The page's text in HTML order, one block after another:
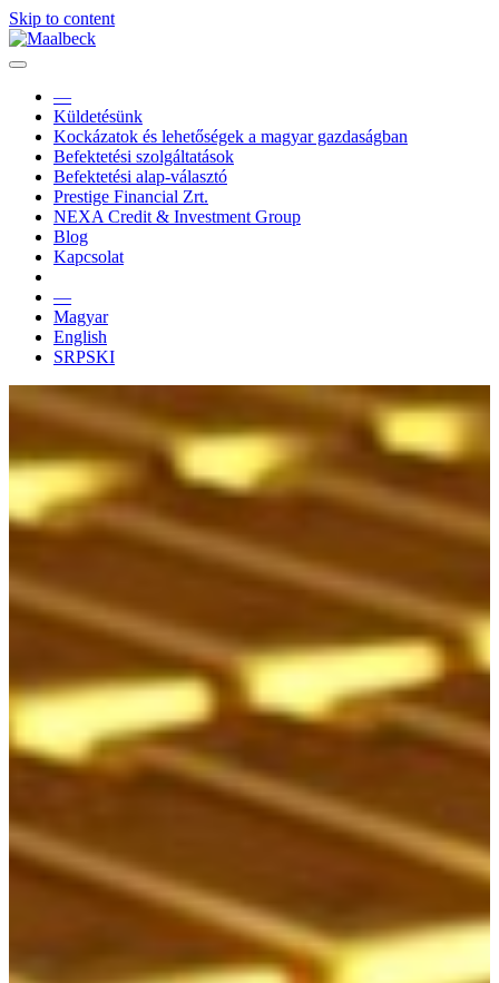
Skip to content
—
Küldetésünk
Kockázatok és lehetőségek a magyar gazdaságban
Befektetési szolgáltatások
Befektetési alap-választó
Prestige Financial Zrt.
NEXA Credit & Investment Group
Blog
Kapcsolat
—
Magyar
English
SRPSKI